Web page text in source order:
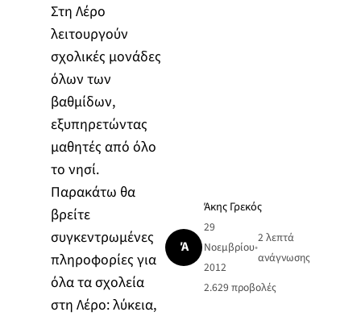
Στη Λέρο
λειτουργούν
σχολικές μονάδες
όλων των
βαθμίδων,
εξυπηρετώντας
μαθητές από όλο
το νησί.
Παρακάτω θα
βρείτε
συγκεντρωμένες
πληροφορίες για
όλα τα σχολεία
στη Λέρο: λύκεια,
Ά
Άκης Γρεκός
29
Νοεμβρίου
2012
•
2 λεπτά
ανάγνωσης
2.629 προβολές